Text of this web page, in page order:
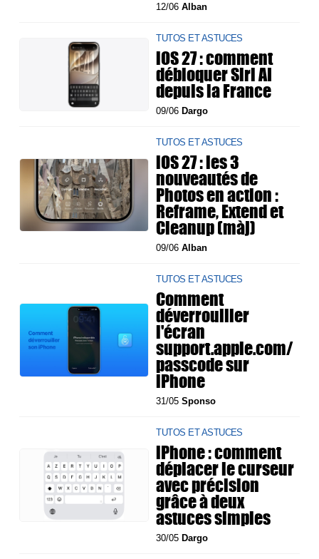
12/06Alban
TUTOS ET ASTUCES
iOS 27 : comment
débloquer Siri AI
depuis la France
09/06 Dargo
TUTOS ET ASTUCES
iOS 27 : les 3
nouveautés de
Photos en action :
Reframe, Extend et
Cleanup (màj)
09/06Alban
TUTOS ET ASTUCES
Comment
déverrouiller
l'écran
support.apple.com/
passcode sur
iPhone
31/05Sponso
TUTOS ET ASTUCES
iPhone : comment
déplacer le curseur
avec précision
grâce à deux
astuces simples
30/05 Dargo